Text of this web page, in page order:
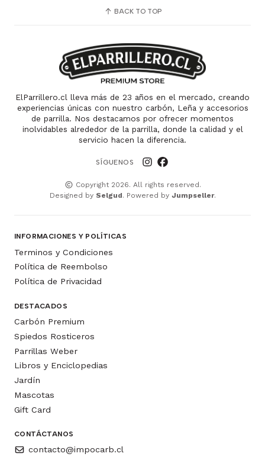
BACK TO TOP
ElParrillero.cl lleva más de 23 años en el mercado, creando
experiencias únicas con nuestro carbón, Leña y accesorios
de parrilla. Nos destacamos por ofrecer momentos
inolvidables alrededor de la parrilla, donde la calidad y el
servicio hacen la diferencia.
SÍGUENOS
Copyright 2026. All rights reserved.
Designed by Selgud. Powered by Jumpseller.
INFORMACIONES Y POLÍTICAS
Terminos y Condiciones
Política de Reembolso
Política de Privacidad
DESTACADOS
Carbón Premium
Spiedos Rosticeros
Parrillas Weber
Libros y Enciclopedias
Jardín
Mascotas
Gift Card
CONTÁCTANOS
contacto@impocarb.cl